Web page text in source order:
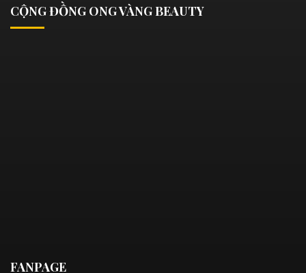
CỘNG ĐỒNG ONG VÀNG BEAUTY
FANPAGE